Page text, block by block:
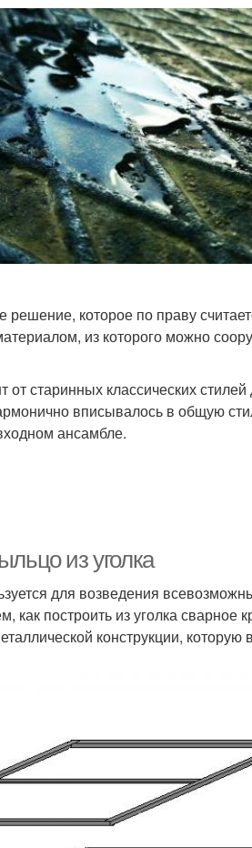
решение, которое по праву
из которого можно
старинных классических
вписывалось в общую
ансамбле.
из уголка
для возведения
как построить из уголка
конструкции, которую